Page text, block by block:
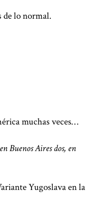
de lo normal.
muchas veces…
Buenos Aires dos, en
Yugoslava en la